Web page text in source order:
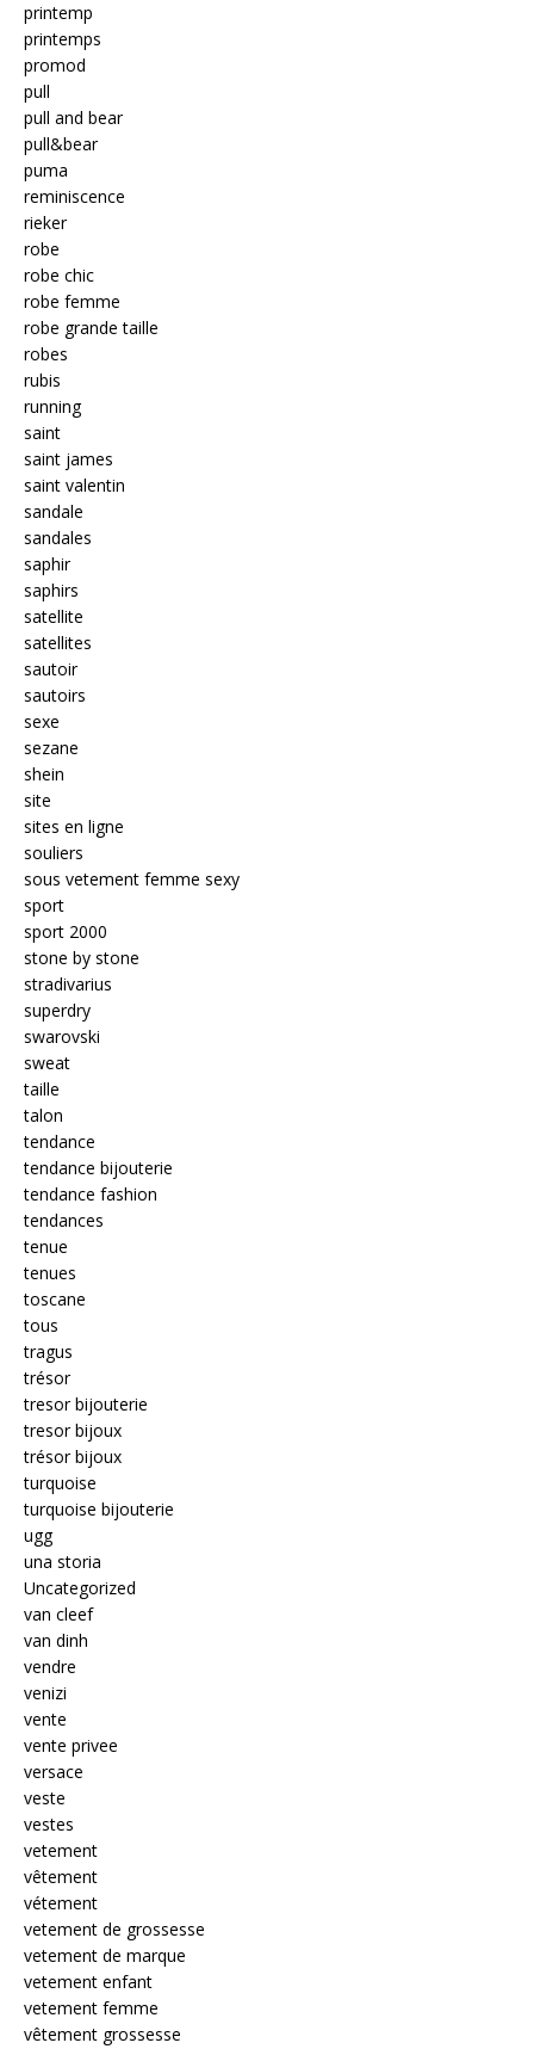
printemp
printemps
promod
pull
pull and bear
pull&bear
puma
reminiscence
rieker
robe
robe chic
robe femme
robe grande taille
robes
rubis
running
saint
saint james
saint valentin
sandale
sandales
saphir
saphirs
satellite
satellites
sautoir
sautoirs
sexe
sezane
shein
site
sites en ligne
souliers
sous vetement femme sexy
sport
sport 2000
stone by stone
stradivarius
superdry
swarovski
sweat
taille
talon
tendance
tendance bijouterie
tendance fashion
tendances
tenue
tenues
toscane
tous
tragus
trésor
tresor bijouterie
tresor bijoux
trésor bijoux
turquoise
turquoise bijouterie
ugg
una storia
Uncategorized
van cleef
van dinh
vendre
venizi
vente
vente privee
versace
veste
vestes
vetement
vêtement
vétement
vetement de grossesse
vetement de marque
vetement enfant
vetement femme
vêtement grossesse